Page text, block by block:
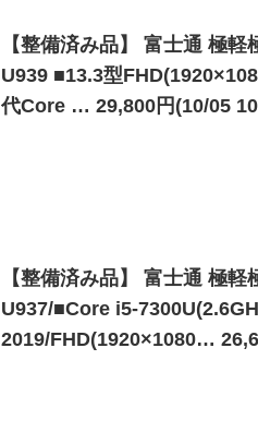
【整備済み品】 富士通 極
U939 ■13.3型
代Core … 29,800円(10/05
【整備済み品】 富士通 極
U937/■Core i5-
2019/FHD(1920×1080…